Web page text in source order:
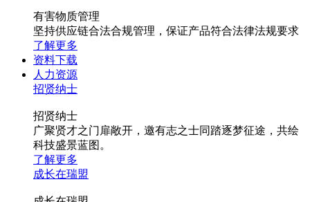
有害物质管理
坚持供应链合法合规管理，保证产品符合法律法规要求
了解更多
资料下载
人力资源
招贤纳士
招贤纳士
广聚贤才之门扉敞开，邀有志之士同踏逐梦征途，共绘
科技盛景蓝图。
了解更多
成长在瑞盟